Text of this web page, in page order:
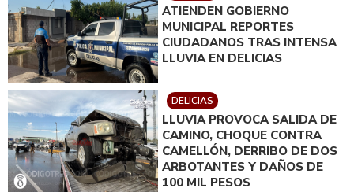
ATIENDEN GOBIERNO
MUNICIPAL REPORTES
CIUDADANOS TRAS INTENSA
LLUVIA EN DELICIAS
DELICIAS
LLUVIA PROVOCA SALIDA DE
CAMINO, CHOQUE CONTRA
CAMELLÓN, DERRIBO DE DOS
ARBOTANTES Y DAÑOS DE
100 MIL PESOS